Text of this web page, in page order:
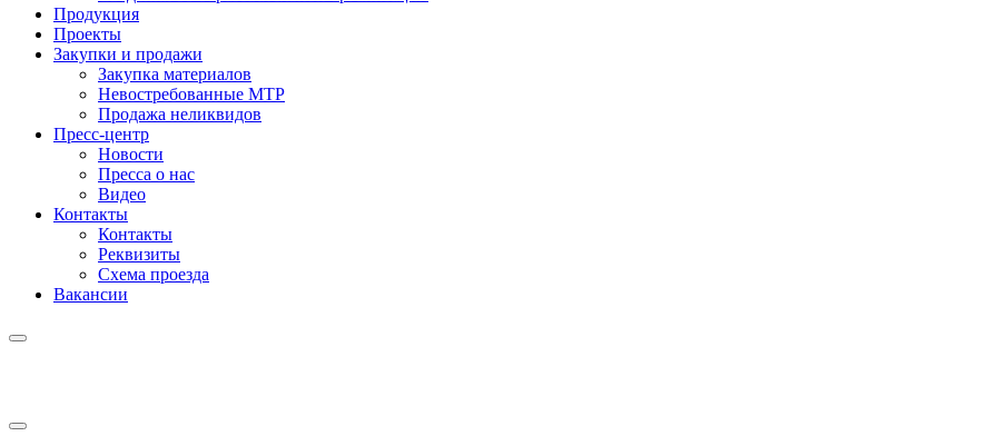
Продукция
Проекты
Закупки и продажи
Закупка материалов
Невостребованные МТР
Продажа неликвидов
Пресс-центр
Новости
Пресса о нас
Видео
Контакты
Контакты
Реквизиты
Схема проезда
Вакансии